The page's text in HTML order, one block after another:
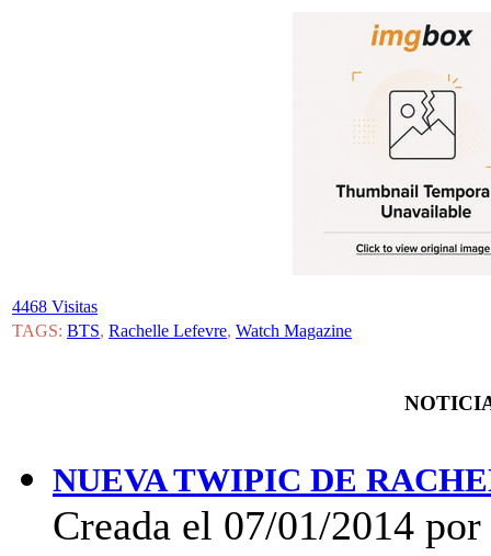
4468 Visitas
TAGS: BTS, Rachelle Lefevre, Watch Magazine
NUEVA TWIPIC DE
Creada el 07/01/2014